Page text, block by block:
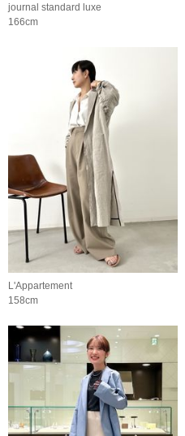
journal standard luxe
166cm
L'Appartement
158cm